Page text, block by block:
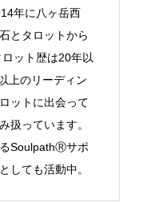
年に八ヶ岳西
とタロットから
ット歴は20年以
上のリーディン
ットに出会って
扱っています。
SoulpathⓇサポ
しても活動中。